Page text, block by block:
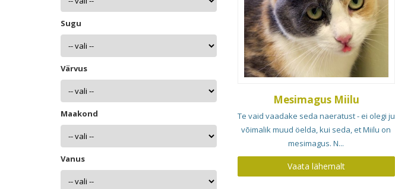
Sugu
Värvus
Maakond
Vanus
Mesimagus Miilu
Te vaid vaadake seda naeratust - ei olegi ju
võimalik muud öelda, kui seda, et Miilu on
mesimagus. N...
Vaata lähemalt